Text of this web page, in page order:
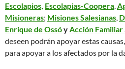
Escolapios, Escolapias-Coopera
Misioneras; Misiones Salesianas
Enrique de Ossóy Acción Familiar
deseen podrán apoyar estas
para apoyar a los afectados por la